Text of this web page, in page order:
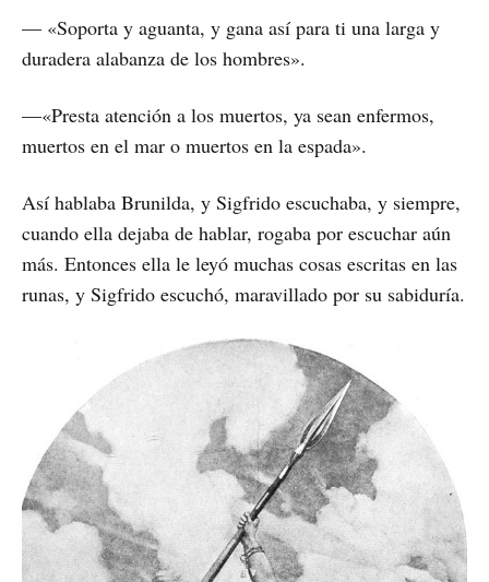
— «Soporta y aguanta, y gana así para ti una larga y
duradera alabanza de los hombres».
—«Presta atención a los muertos, ya sean enfermos,
muertos en el mar o muertos en la espada».
Así hablaba Brunilda, y Sigfrido escuchaba, y siempre,
cuando ella dejaba de hablar, rogaba por escuchar aún
más. Entonces ella le leyó muchas cosas escritas en las
runas, y Sigfrido escuchó, maravillado por su sabiduría.